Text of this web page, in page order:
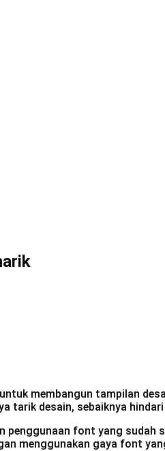
membangun tampilan
tarik desain, sebaiknya
font yang sudah
menggunakan gaya font